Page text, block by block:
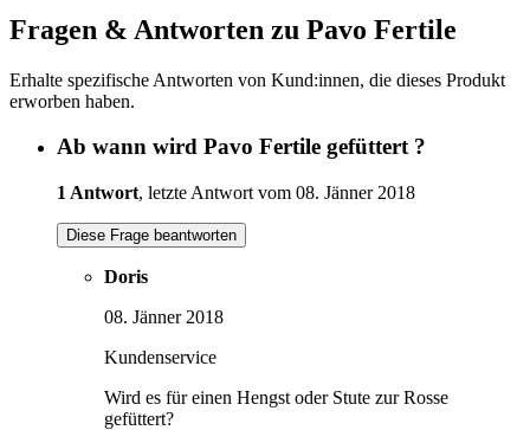
Fragen & Antworten zu Pavo Fertile
Erhalte spezifische Antworten von Kund:innen, die dieses Produkt
erworben haben.
Ab wann wird Pavo Fertile gefüttert ?
1 Antwort, letzte Antwort vom 08. Jänner 2018
Diese Frage beantworten
Doris
08. Jänner 2018
Kundenservice
Wird es für einen Hengst oder Stute zur Rosse
gefüttert?